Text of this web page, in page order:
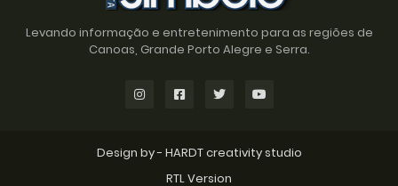
Levando informação e entretenimento para as regiões de
Canoas, Grande Porto Alegre e Serra.
Design by - HARDT creativity studio
RTL Version